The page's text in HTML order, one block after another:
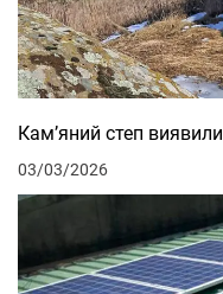
Кам’яний степ
03/03/2026